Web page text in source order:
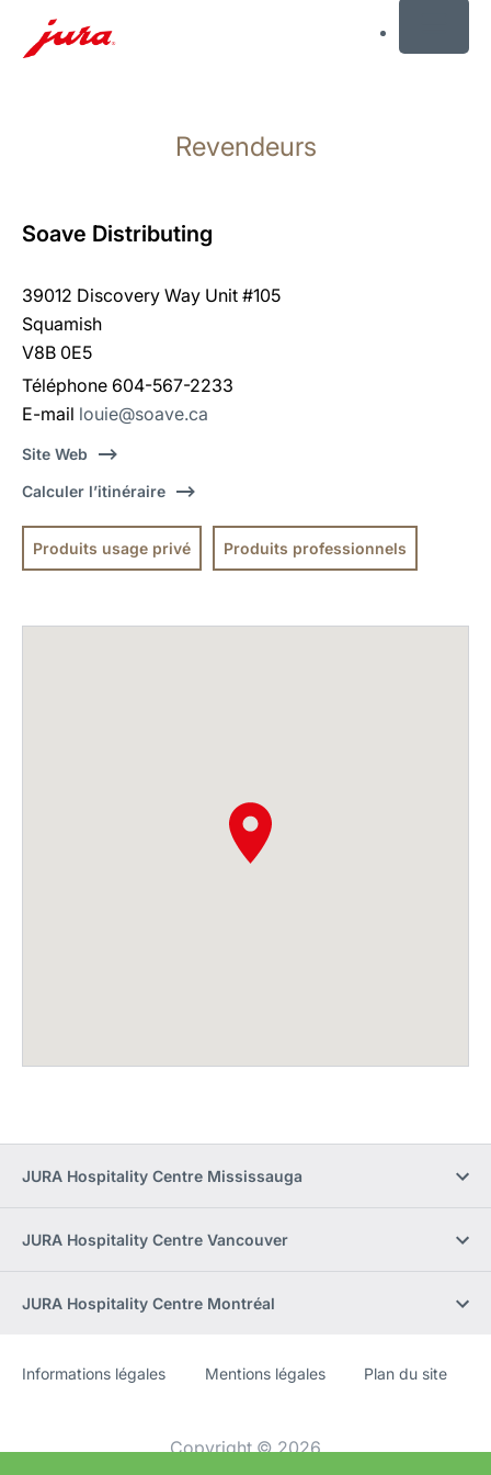
recherche
Revendeurs
Soave Distributing
39012 Discovery Way Unit #105
Squamish
V8B 0E5
Téléphone 604-567-2233
E-mail louie@soave.ca
Site Web
Calculer l’itinéraire
Produits usage privé Produits professionnels
JURA Hospitality Centre Mississauga
JURA Hospitality Centre Vancouver
JURA Hospitality Centre Montréal
Site
[Website
Informations légales Mentions légales Plan du site
Copyright © 2026